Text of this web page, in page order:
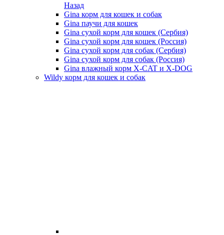
Назад
Gina корм для кошек и собак
Gina паучи для кошек
Gina сухой корм для кошек (Сербия)
Gina сухой корм для кошек (Россия)
Gina сухой корм для собак (Сербия)
Gina сухой корм для собак (Россия)
Gina влажный корм X-CAT и X-DOG
Wildy корм для кошек и собак